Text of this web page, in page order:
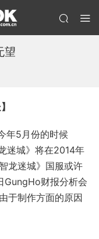
望
年5月份的时候
迷城》将在2014年
龙迷城》国服或许
GungHo财报分析会
于制作方面的原因